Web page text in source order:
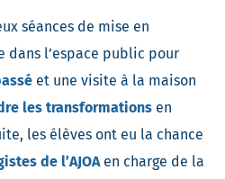
séances de mise en
dans l’espace public pour
et une visite à la maison
les transformations en
les élèves ont eu la chance
de l’AJOA en charge de la